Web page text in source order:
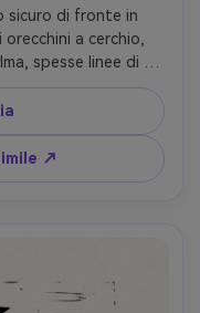
sicuro di fronte in
a cerchio,
spesse linee di
spazio
limitata su carta
e grana di carta,
stampa in rilievo
per poster, obiettivo
↗